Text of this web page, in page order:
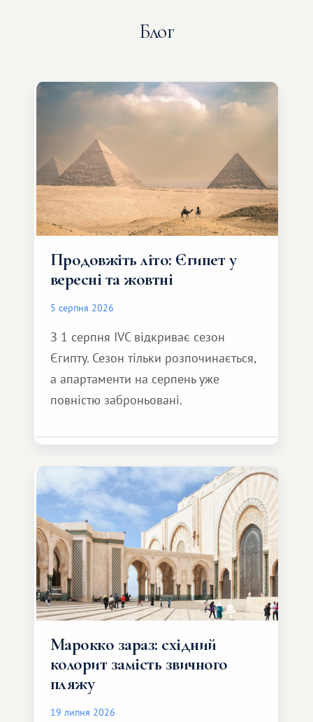
Блог
Продовжіть літо: Єгипет у
вересні та жовтні
5 серпня 2026
З 1 серпня IVC відкриває сезон
Єгипту. Сезон тільки розпочинається,
а апартаменти на серпень уже
повністю заброньовані.
Марокко зараз: східний
колорит замість звичного
пляжу
19 липня 2026